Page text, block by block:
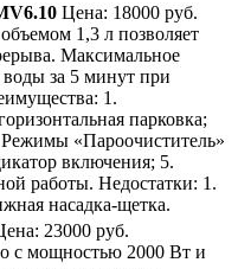
Цена: 18000 руб.
1,3 л позволяет
Максимальное
за 5 минут при
1.
парковка;
«Пароочиститель»
включения; 5.
работы. Недостатки: 1.
насадка-щетка.
23000 руб.
с мощностью 2000 Вт и